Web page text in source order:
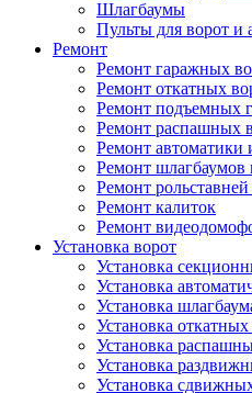
Шлагбаумы
Пульты для ворот и
Ремонт
Ремонт гаражных
Ремонт откатных
Ремонт подъемных
Ремонт распашных
Ремонт автоматики
Ремонт шлагбаумов
Ремонт
Ремонт калиток
Ремонт
Установка ворот
Установка
Установка
Установка
Установка откатных
Установка
Установка
Установка